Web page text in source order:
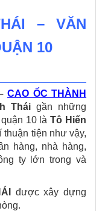
– VĂN
10
CAO ỐC THÀNH
Tháigần những
quận 10 làTô Hiến
thuận tiện như vậy,
hàng, nhà hàng,
ty lớn trong và
được xây dựng